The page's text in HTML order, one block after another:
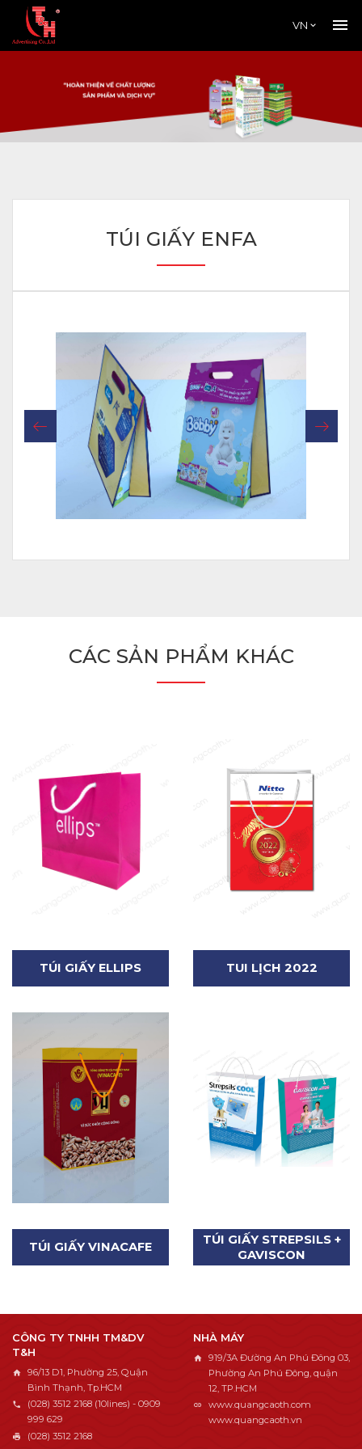
VN
TÚI GIẤY ENFA
CÁC SẢN PHẨM KHÁC
TÚI GIẤY ELLIPS TUI LỊCH 2022
TÚI GIẤY VINACAFE
TÚI GIẤY STREPSILS +
GAVISCON
CÔNG TY TNHH TM&DV
T&H
96/13 D1, Phường 25, Quận
Bình Thạnh, Tp.HCM
(028) 3512 2168 (10lines) - 0909
999 629
(028) 3512 2168
NHÀ MÁY
919/3A Đường An Phú Đông 03,
Phường An Phú Đông, quận
12, TP.HCM
www.quangcaoth.com
www.quangcaoth.vn